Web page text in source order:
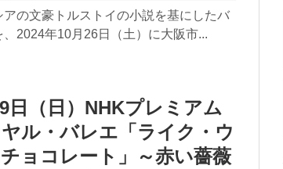
の文豪トルストイの小説を基にしたバ
2024年10月26日（土）に大阪市...
日（日）NHKプレミアム
ル・バレエ「ライク・ウ
ョコレート」～赤い薔薇